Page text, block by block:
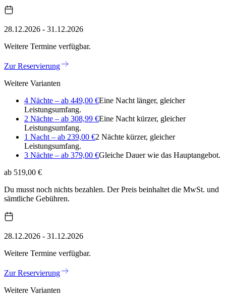
28.12.2026 - 31.12.2026
Weitere Termine verfügbar.
Zur Reservierung
Weitere Varianten
4 Nächte – ab 449,00 €Eine Nacht länger, gleicher
Leistungsumfang.
2 Nächte – ab 308,99 €Eine Nacht kürzer, gleicher
Leistungsumfang.
1 Nacht – ab 239,00 €2 Nächte kürzer, gleicher
Leistungsumfang.
3 Nächte – ab 379,00 €Gleiche Dauer wie das Hauptangebot.
ab 519,00 €
Du musst noch nichts bezahlen. Der Preis beinhaltet die MwSt. und
sämtliche Gebühren.
28.12.2026 - 31.12.2026
Weitere Termine verfügbar.
Zur Reservierung
Weitere Varianten